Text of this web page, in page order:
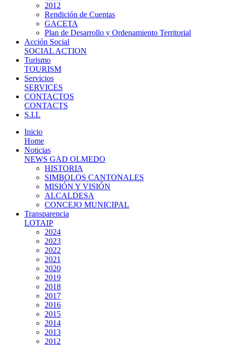
2012
Rendición de Cuentas
GACETA
Plan de Desarrollo y Ordenamiento Territorial
Acción Social
SOCIAL ACTION
Turismo
TOURISM
Servicios
SERVICES
CONTACTOS
CONTACTS
S.I.L
Inicio
Home
Noticias
NEWS GAD OLMEDO
HISTORIA
SIMBOLOS CANTONALES
MISIÓN Y VISIÓN
ALCALDESA
CONCEJO MUNICIPAL
Transparencia
LOTAIP
2024
2023
2022
2021
2020
2019
2018
2017
2016
2015
2014
2013
2012